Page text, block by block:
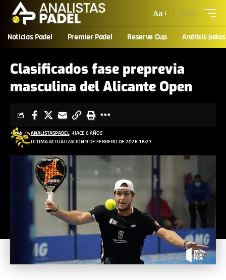
Aa
Noticias Padel Premier Padel Reserve Cup Análisis palas
Clasificados fase preprevia
masculina del Alicante Open
ÚLTIMA ACTUALIZACIÓN 9 DE FEBRERO DE 2026 18:27
ANALISTASPADEL HACE 6 AÑOS